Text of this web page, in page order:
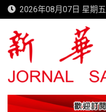
Skip
to
content
2026年08月07日 星期五
新華澳報